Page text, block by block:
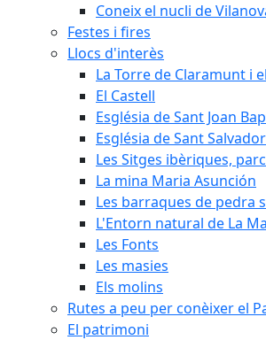
Coneix el nucli de
Festes i fires
Llocs d'interès
La Torre de Claramunt i
El Castell
Església de Sant Joan
Església de Sant
Les Sitges ibèriques,
La mina Maria Asunción
Les barraques de pedra
L'Entorn natural de La
Les Fonts
Les masies
Els molins
Rutes a peu per conèixer el
El patrimoni